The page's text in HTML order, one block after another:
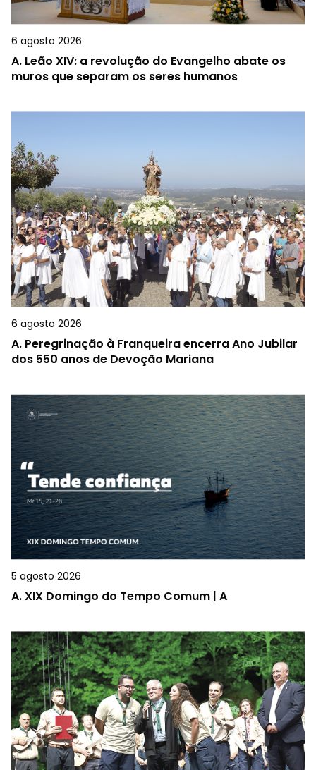
6 agosto 2026
A. Leão XIV: a revolução do Evangelho abate os
muros que separam os seres humanos
6 agosto 2026
A. Peregrinação à Franqueira encerra Ano Jubilar
dos 550 anos de Devoção Mariana
5 agosto 2026
A.XIX Domingo do Tempo Comum | A